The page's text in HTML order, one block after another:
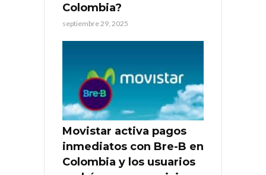
Colombia?
septiembre 29, 2025
Movistar activa pagos
inmediatos con Bre-B en
Colombia y los usuarios